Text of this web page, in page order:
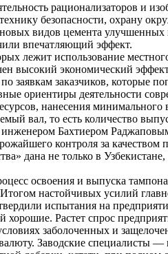
рационализаторов и
безопасности, охрану
видов цемента
впечатляющий эффект.
лежит использование
высокий экономический
заказчиков, которые
ориентиры деятельности
нанесения
вал, то есть количество
Бахтиером
контроля за
дана не только в
освоения и выпуска
настойчивых усилий
испытания на
хорошие. Растет спрос
заболоченных и
Заводские